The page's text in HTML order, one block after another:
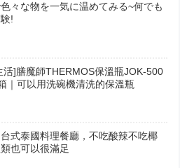
々な物を一気に温めてみる~何でも
!
活]膳魔師THERMOS保溫瓶JOK-500
｜可以用洗碗機清洗的保溫瓶
式泰國料理餐廳，不吃酸辣不吃椰
也可以很滿足